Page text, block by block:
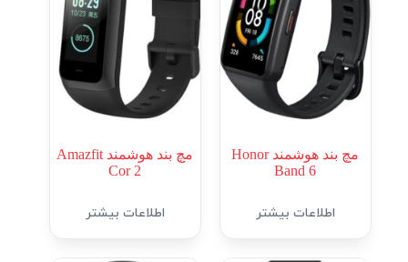
مچ بند هوشمند Honor
Band 6
اطلاعات بیشتر
مچ بند هوشمند Amazfit
Cor 2
اطلاعات بیشتر